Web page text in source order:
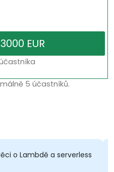
5 účastníků.
o Lambdě a serverless